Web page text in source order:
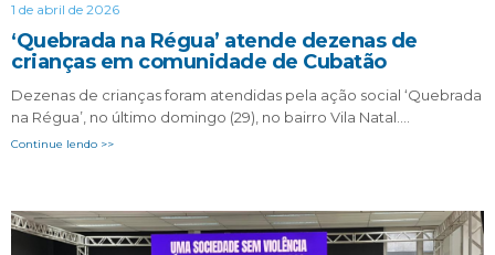
1 de abril de 2026
‘Quebrada na Régua’ atende dezenas de
crianças em comunidade de Cubatão
Dezenas de crianças foram atendidas pela ação social ‘Quebrada
na Régua’, no último domingo (29), no bairro Vila Natal….
Continue lendo >>